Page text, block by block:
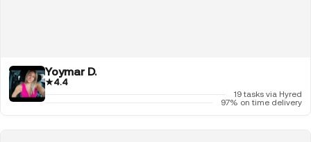
Yoymar D.
★4.4
19 tasks via Hyred
97% on time delivery